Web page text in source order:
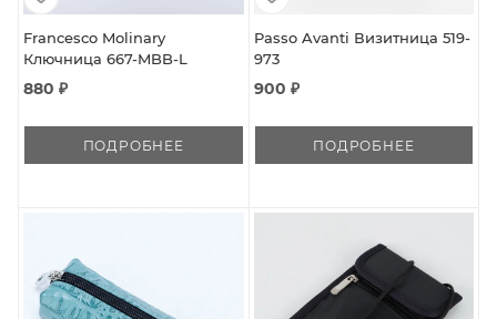
Francesco Molinary
Ключница 667-MBB-L
880 ₽
ПОДРОБНЕЕ
Passo Avanti Визитница 519-
973
900 ₽
ПОДРОБНЕЕ